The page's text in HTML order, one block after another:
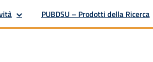
PUBDSU – Prodotti della Ricerca